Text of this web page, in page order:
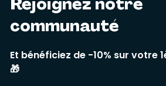
communauté
Et bénéficiez de -10% sur votre
🎁